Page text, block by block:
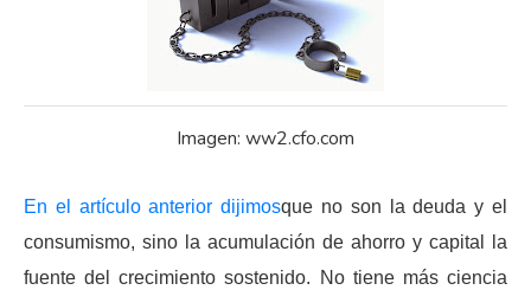
Imagen: ww2.cfo.com
En el artículo anterior dijimosque no son la deuda y el
consumismo, sino la acumulación de ahorro y capital la
fuente del crecimiento sostenido. No tiene más ciencia